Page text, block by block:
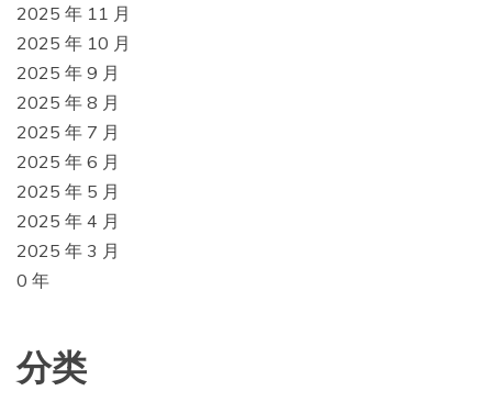
2025 年 11 月
2025 年 10 月
2025 年 9 月
2025 年 8 月
2025 年 7 月
2025 年 6 月
2025 年 5 月
2025 年 4 月
2025 年 3 月
0 年
分类